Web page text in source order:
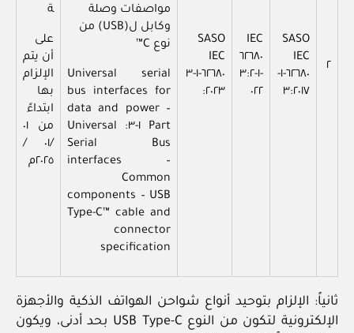
٢
SASO
IEC
٦٢٦٨٠-١-
٣:٢٠١٧
IEC
٦٢٦٨٠
-١-٣:٢
٠٢٢
SASO
IEC
٦٢٦٨٠-١-٣
:٢٠٢٣
مواصفات وصلة
وكابل ل(USB) من
نوع C™
Universal serial
bus interfaces for
data and power –
Part ١-٣: Universal
Serial Bus
interfaces –
Common
components – USB
Type-C™ cable and
connector
specification
ة
على
أن يتم
الإلزام
بها
ابتداءً
من ٠١
/٠١ /
٢٠٢٥م
ثانياً: الإلزام بتوحيد أنواع شواحن الهواتف الذكية والأجهزة
الإلكترونية لتكون من النوع USB Type-C بحد أدنى، ويكون